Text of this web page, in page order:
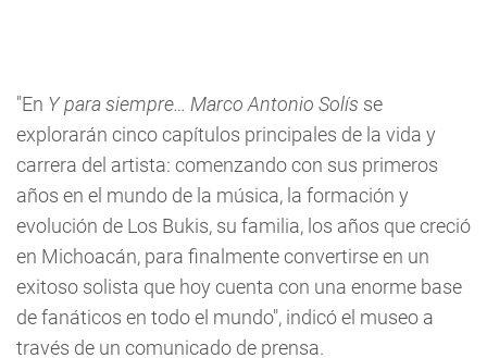
"En Y para siempre… Marco Antonio Solís se
explorarán cinco capítulos principales de la vida y
carrera del artista: comenzando con sus primeros
años en el mundo de la música, la formación y
evolución de Los Bukis, su familia, los años que creció
en Michoacán, para finalmente convertirse en un
exitoso solista que hoy cuenta con una enorme base
de fanáticos en todo el mundo", indicó el museo a
través de un comunicado de prensa.